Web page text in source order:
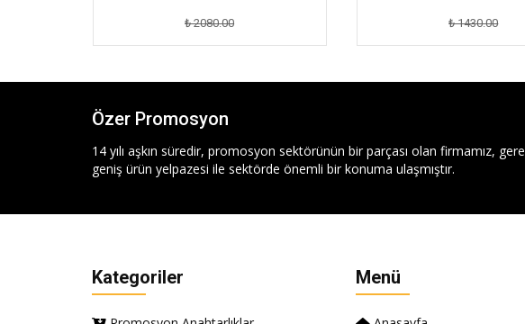
₺ 2080.00 ₺ 1430.00
Özer Promosyon
14 yılı aşkın süredir, promosyon sektörünün bir parçası olan firmamız,
geniş ürün yelpazesi ile sektörde önemli bir konuma ulaşmıştır.
Kategoriler Menü